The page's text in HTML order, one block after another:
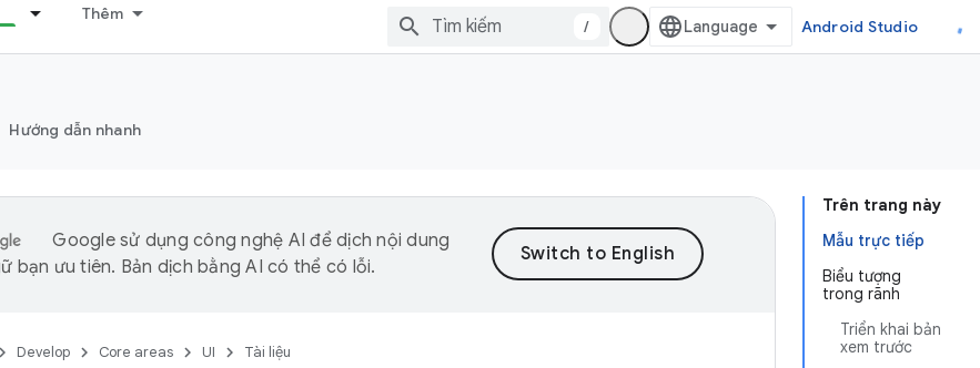
Thêm
/ Android Studio
Hướng dẫn nhanh
Trên trang này
Mẫu trực tiếp
Biểu tượng
trong rãnh
Triển khai bản
xem trước
Google sử dụng công nghệ AI để dịch nội dung
bạn ưu tiên. Bản dịch bằng AI có thể có lỗi.
Develop Core areas UI Tài liệu